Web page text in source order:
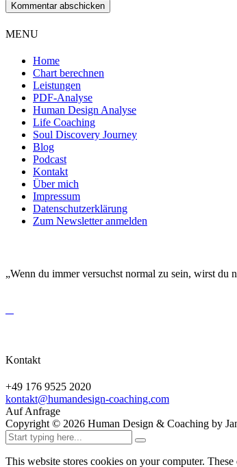
Kommentar abschicken
MENU
Home
Chart berechnen
Leistungen
PDF-Analyse
Human Design Analyse
Life Coaching
Soul Discovery Journey
Blog
Podcast
Kontakt
Über mich
Impressum
Datenschutzerklärung
Zum Newsletter anmelden
„Wenn du immer versuchst normal zu sein, wirst
Kontakt
+49 176 9525 2020
kontakt@humandesign-coaching.com
Auf Anfrage
Copyright © 2026 Human Design & Coaching by
This website stores cookies on your computer.